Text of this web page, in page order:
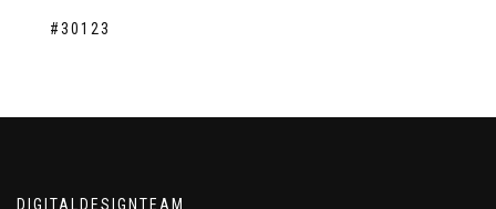
#30123
DIGITALDESIGNTEAM